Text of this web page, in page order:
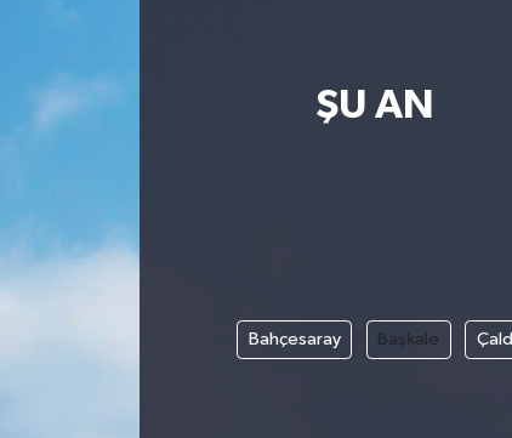
ŞU AN
Bahçesaray Başkale